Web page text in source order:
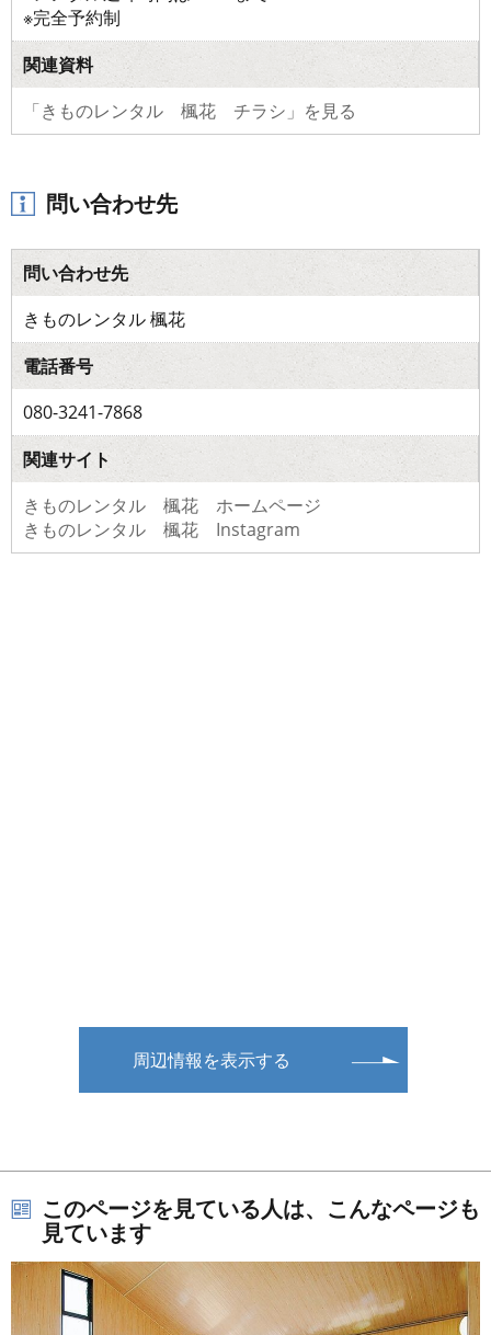
※完全予約制
関連資料
「きものレンタル 楓花 チラシ」を見る
問い合わせ先
問い合わせ先
きものレンタル 楓花
電話番号
080-3241-7868
関連サイト
きものレンタル 楓花 ホームページ
きものレンタル 楓花 Instagram
周辺情報を表示する
このページを見ている人は、こんなページも
見ています